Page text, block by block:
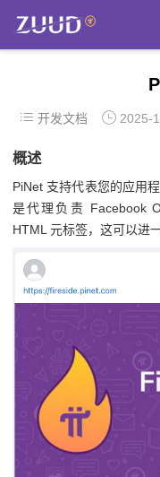
开发文档 2025-
概述
PiNet 支持代表您的应用
是代理负责 Facebook
HTML 元标签，这可以进